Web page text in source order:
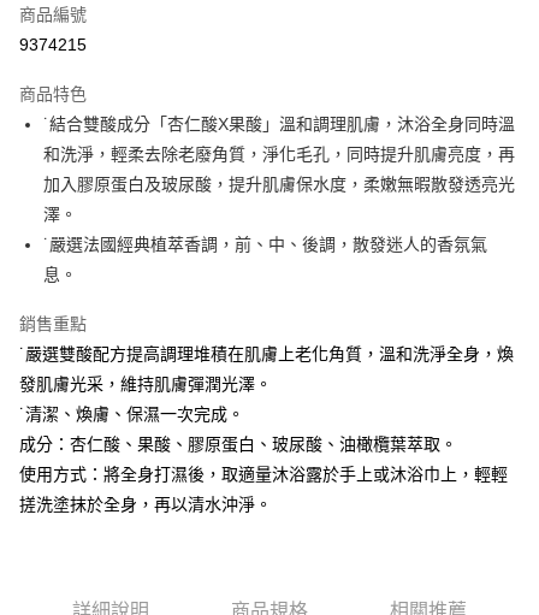
超商取貨付款
Apple Pay
街口支付
悠遊付
Google Pay
【大哥付你分期使用說明】
1.本服務由台灣大哥大提供，台灣大哥大用戶可立即使用無須另外申請。
2.付款方式選擇「大哥付你分期」，訂單成立後會自動跳轉到大哥付的交易
流程，驗證手機門號後，選擇欲分期的期數、繳款截止日，確認付款後即完
成交易。
3.實際核准額度、可分期數及費用金額請依後續交易確認頁面所載為準。
AFTEE先享後付
相關說明
【關於「AFTEE先享後付」】
AFTEE先享後付是「在收到商品之後才付款」的支付方式。 讓您購物簡單
便利好安心！
商品編號
9374215
商品特色
˙結合雙酸成分「杏仁酸X果酸」溫和調理肌膚，沐浴全身同時溫
和洗淨，輕柔去除老廢角質，淨化毛孔，同時提升肌膚亮度，再
加入膠原蛋白及玻尿酸，提升肌膚保水度，柔嫩無暇散發透亮光
澤。
˙嚴選法國經典植萃香調，前、中、後調，散發迷人的香氛氣
息。
銷售重點
˙嚴選雙酸配方提高調理堆積在肌膚上老化角質，溫和洗淨全身，煥
發肌膚光采，維持肌膚彈潤光澤。
˙清潔、煥膚、保濕一次完成。
成分：杏仁酸、果酸、膠原蛋白、玻尿酸、油橄欖葉萃取。
使用方式：將全身打濕後，取適量沐浴露於手上或沐浴巾上，輕輕
搓洗塗抹於全身，再以清水沖淨。
詳細說明 商品規格 相關推薦